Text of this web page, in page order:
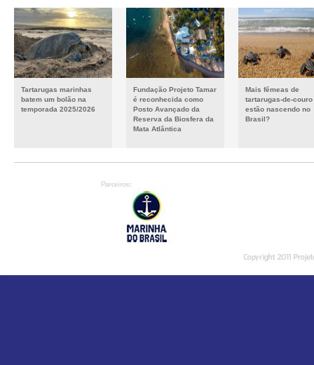
Tartarugas marinhas
batem um bolão na
temporada 2025/2026
Fundação Projeto Tamar
é reconhecida como
Posto Avançado da
Reserva da Biosfera da
Mata Atlântica
Mais fêmeas de
tartarugas-de-couro
estão nascendo no
Brasil?